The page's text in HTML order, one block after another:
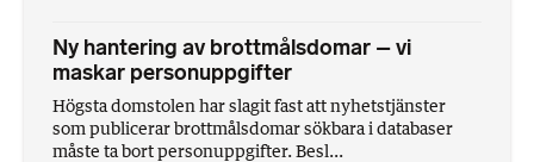
Ny hantering av brottmålsdomar – vi
maskar personuppgifter
Högsta domstolen har slagit fast att nyhetstjänster
som publicerar brottmålsdomar sökbara i databaser
måste ta bort personuppgifter. Besl...